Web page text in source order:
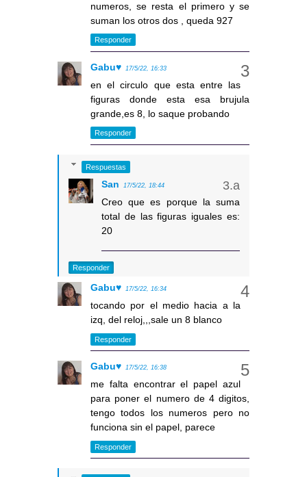
numeros, se resta el primero y se
suman los otros dos , queda 927
Responder
Gabu♥ 17/5/22, 16:33
en el circulo que esta entre las
figuras donde esta esa brujula
grande,es 8, lo saque probando
Responder
Respuestas
San 17/5/22, 18:44
Creo que es porque la suma
total de las figuras iguales es:
20
Responder
Gabu♥ 17/5/22, 16:34
tocando por el medio hacia a la
izq, del reloj,,,sale un 8 blanco
Responder
Gabu♥ 17/5/22, 16:38
me falta encontrar el papel azul
para poner el numero de 4 digitos,
tengo todos los numeros pero no
funciona sin el papel, parece
Responder